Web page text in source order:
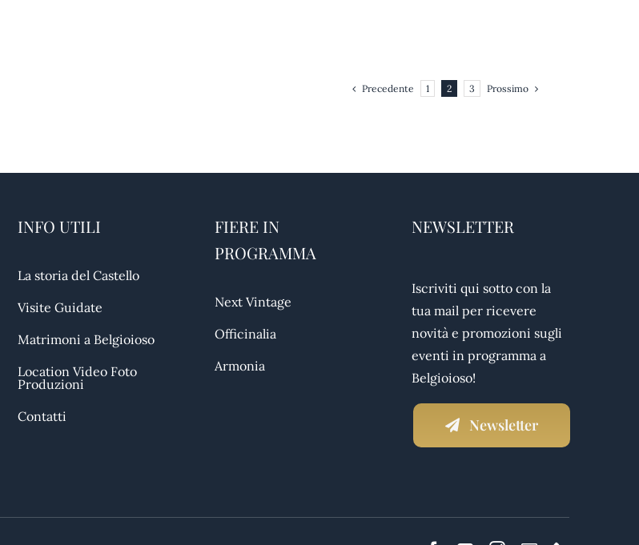
Precedente 1 2 3 Prossimo
INFO UTILI
La storia del Castello
Visite Guidate
Matrimoni a Belgioioso
Location Video Foto
Produzioni
Contatti
FIERE IN
PROGRAMMA
Next Vintage
Officinalia
Armonia
NEWSLETTER
Iscriviti qui sotto con la
tua mail per ricevere
novità e promozioni sugli
eventi in programma a
Belgioioso!
Newsletter